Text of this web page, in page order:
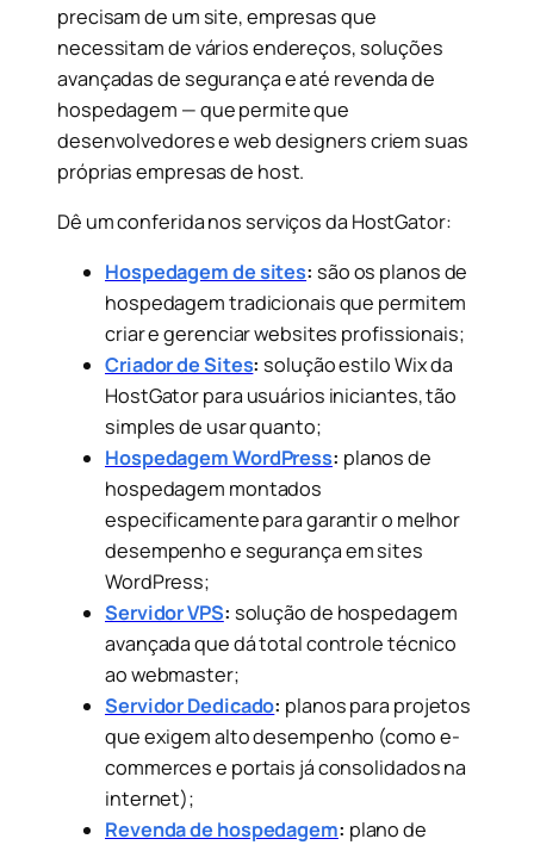
precisam de um site, empresas que
necessitam de vários endereços, soluções
avançadas de segurança e até revenda de
hospedagem — que permite que
desenvolvedores e web designers criem suas
próprias empresas de host.
Dê um conferida nos serviços da HostGator:
Hospedagem de sites: são os planos de
hospedagem tradicionais que permitem
criar e gerenciar websites profissionais;
Criador de Sites: solução estilo Wix da
HostGator para usuários iniciantes, tão
simples de usar quanto;
Hospedagem WordPress: planos de
hospedagem montados
especificamente para garantir o melhor
desempenho e segurança em sites
WordPress;
Servidor VPS: solução de hospedagem
avançada que dá total controle técnico
ao webmaster;
Servidor Dedicado: planos para projetos
que exigem alto desempenho (como e-
commerces e portais já consolidados na
internet);
Revenda de hospedagem: plano de